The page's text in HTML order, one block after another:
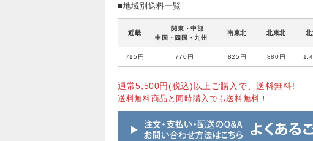
■地域別送料一覧
近畿
関東・中部
中国・四国・九州
南東北 北東北 北
715円 770円 825円 880円
通常5,500円(税込)以上ご購入で、送料無料!
送料無料商品と同時購入でも送料無料！